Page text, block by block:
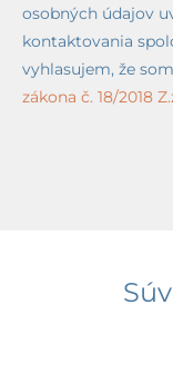
osobných údajov
kontaktovania
vyhlasujem, že
zákona č. 18/2018